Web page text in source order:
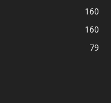
160
160
79